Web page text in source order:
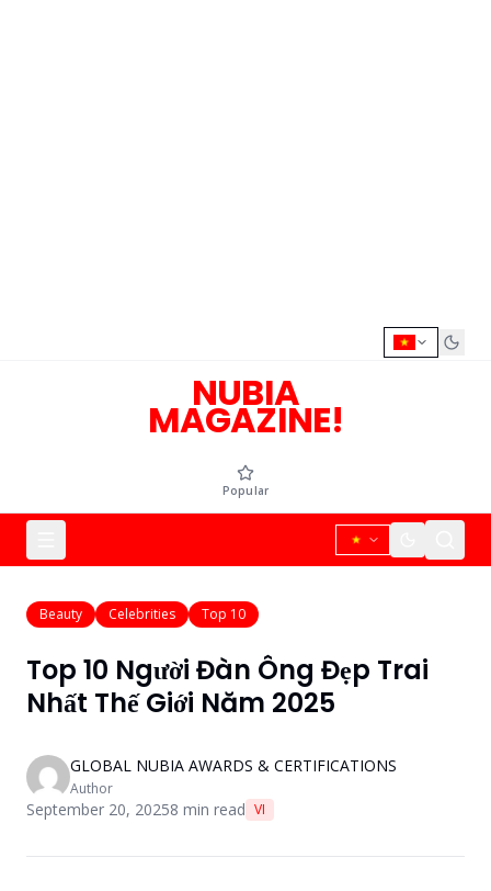
NUBIA
MAGAZINE!
Popular
Beauty Celebrities Top 10
Top 10 Người Đàn Ông Đẹp Trai
Nhất Thế Giới Năm 2025
GLOBAL NUBIA AWARDS & CERTIFICATIONS
Author
September 20, 20258 min read VI